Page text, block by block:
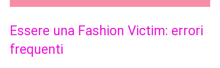
Essere una Fashion Victim: errori
frequenti